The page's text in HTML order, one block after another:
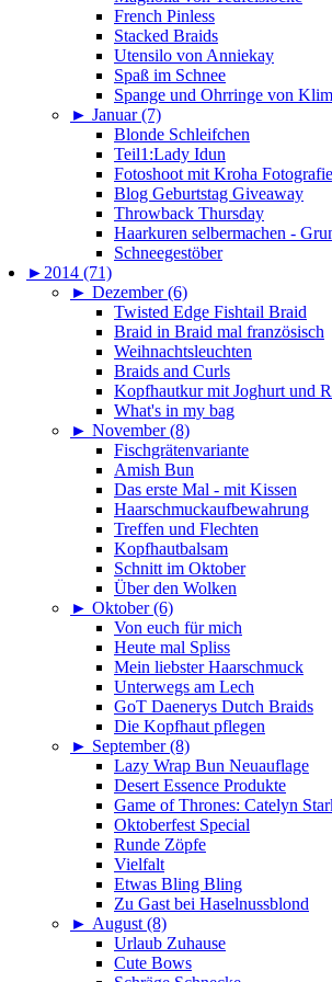
French Pinless
Stacked Braids
Utensilo von Anniekay
Spaß im Schnee
Spange und Ohrringe von
► Januar (7)
Blonde Schleifchen
Teil1:Lady Idun
Fotoshoot mit Kroha Fotografie
Blog Geburtstag Giveaway
Throwback Thursday
Haarkuren selbermachen -
Schneegestöber
► 2014 (71)
► Dezember (6)
Twisted Edge Fishtail Braid
Braid in Braid mal französisch
Weihnachtsleuchten
Braids and Curls
Kopfhautkur mit Joghurt und
What's in my bag
► November (8)
Fischgrätenvariante
Amish Bun
Das erste Mal - mit Kissen
Haarschmuckaufbewahrung
Treffen und Flechten
Kopfhautbalsam
Schnitt im Oktober
Über den Wolken
► Oktober (6)
Von euch für mich
Heute mal Spliss
Mein liebster Haarschmuck
Unterwegs am Lech
GoT Daenerys Dutch Braids
Die Kopfhaut pflegen
► September (8)
Lazy Wrap Bun Neuauflage
Desert Essence Produkte
Game of Thrones: Catelyn
Oktoberfest Special
Runde Zöpfe
Vielfalt
Etwas Bling Bling
Zu Gast bei Haselnussblond
► August (8)
Urlaub Zuhause
Cute Bows